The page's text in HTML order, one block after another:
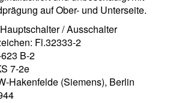
auf Ober- und Unterseite.
/ Ausschalter
Fl.32333-2
B-2
7-2e
Hakenfelde (Siemens), Berlin